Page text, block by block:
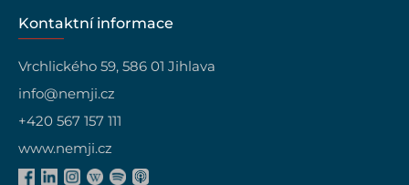
Kontaktní informace
Vrchlického 59, 586 01 Jihlava
info@nemji.cz
+420 567 157 111
www.nemji.cz